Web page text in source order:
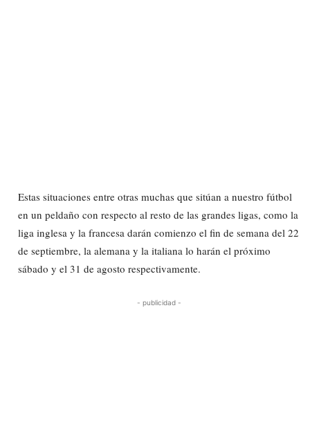
Estas situaciones entre otras muchas que sitúan a nuestro fútbol
en un peldaño con respecto al resto de las grandes ligas, como la
liga inglesa y la francesa darán comienzo el fin de semana del 22
de septiembre, la alemana y la italiana lo harán el próximo
sábado y el 31 de agosto respectivamente.
- publicidad -